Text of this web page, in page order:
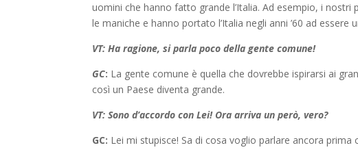
uomini che hanno fatto grande l’Italia. Ad esempio, i
le maniche e hanno portato l’Italia negli anni ’60 ad
VT: Ha ragione, si parla poco della gente comune!
GC: La gente comune è quella che dovrebbe ispirarsi ai
così un Paese diventa grande.
VT: Sono d’accordo con Lei! Ora arriva un però, vero?
GC: Lei mi stupisce! Sa di cosa voglio parlare ancora prima